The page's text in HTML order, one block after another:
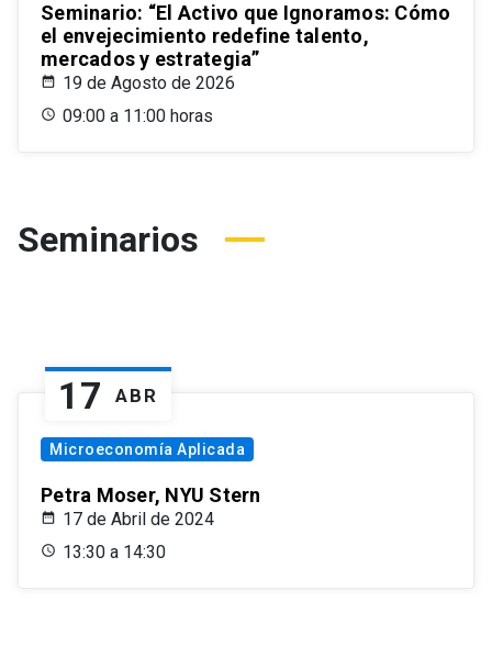
Seminario: “El Activo que Ignoramos: Cómo
el envejecimiento redefine talento,
mercados y estrategia”
19 de Agosto de 2026
09:00 a 11:00 horas
Seminarios
17 ABR
Microeconomía Aplicada
Petra Moser, NYU Stern
17 de Abril de 2024
13:30 a 14:30